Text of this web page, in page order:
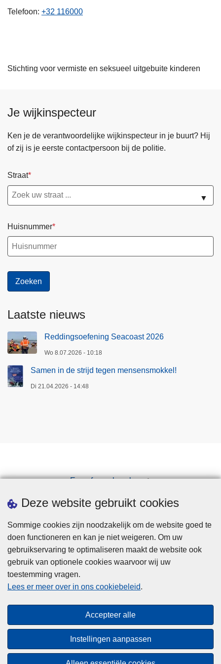
Deze website gebruikt cookies
Sommige cookies zijn noodzakelijk om de website goed te
doen functioneren en kan je niet weigeren. Om uw
gebruikservaring te optimaliseren maakt de website ook
gebruik van optionele cookies waarvoor wij uw
toestemming vragen.
Lees er meer over in ons cookiebeleid.
Accepteer alle
Instellingen aanpassen
Telefoon +32 116000
Stichting voor vermiste en seksueel uitgebuite kinderen
Je wijkinspecteur
Ken je de verantwoordelijke wijkinspecteur in je buurt? Hij
of zij is je eerste contactpersoon bij de politie.
Straat
▼
Huisnummer
Laatste nieuws
Reddingsoefening Seacoast 2026
Wo 8.07.2026 - 10:18
Samen in de strijd tegen mensensmokkel!
Di 21.04.2026 - 14:48
Een afspraak maken
Downloads
Privacy
Toegankelijkheid
© 2026 Politie.be